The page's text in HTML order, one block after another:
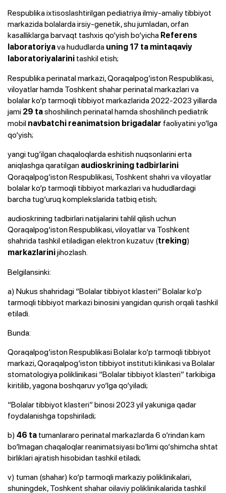
Respublika ixtisoslashtirilgan pediatriya ilmiy-amaliy tibbiyot
markazida bolalarda irsiy-genetik, shu jumladan, orfan
kasalliklarga barvaqt tashxis qo‘yish bo‘yicha Referens
laboratoriyava hududlarda uning 17 ta mintaqaviy
laboratoriyalarini tashkil etish;
Respublika perinatal markazi, Qoraqalpog‘iston Respublikasi,
viloyatlar hamda Toshkent shahar perinatal markazlari va
bolalar ko‘p tarmoqli tibbiyot markazlarida 2022-2023 yillarda
jami 29 tashoshilinch perinatal hamda shoshilinch pediatrik
mobil navbatchi reanimatsion brigadalar faoliyatini yo‘lga
qo‘yish;
yangi tug‘ilgan chaqaloqlarda eshitish nuqsonlarini erta
aniqlashga qaratilgan audioskrining tadbirlarini
Qoraqalpog‘iston Respublikasi, Toshkent shahri va viloyatlar
bolalar ko‘p tarmoqli tibbiyot markazlari va hududlardagi
barcha tug‘uruq komplekslarida tatbiq etish;
audioskrining tadbirlari natijalarini tahlil qilish uchun
Qoraqalpog‘iston Respublikasi, viloyatlar va Toshkent
shahrida tashkil etiladigan elektron kuzatuv (treking)
markazlarinijihozlash.
Belgilansinki:
a) Nukus shahridagi “Bolalar tibbiyot klasteri” Bolalar ko‘p
tarmoqli tibbiyot markazi binosini yangidan qurish orqali tashkil
etiladi.
Bunda:
Qoraqalpog‘iston Respublikasi Bolalar ko‘p tarmoqli tibbiyot
markazi, Qoraqalpog‘iston tibbiyot instituti klinikasi va Bolalar
stomatologiya poliklinikasi “Bolalar tibbiyot klasteri” tarkibiga
kiritilib, yagona boshqaruv yo‘lga qo‘yiladi;
“Bolalar tibbiyot klasteri” binosi 2023 yil yakuniga qadar
foydalanishga topshiriladi;
b) 46 ta tumanlararo perinatal markazlarda 6 o‘rindan kam
bo‘lmagan chaqaloqlar reanimatsiyasi bo‘limi qo‘shimcha shtat
birliklari ajratish hisobidan tashkil etiladi;
v) tuman (shahar) ko‘p tarmoqli markaziy poliklinikalari,
shuningdek, Toshkent shahar oilaviy poliklinikalarida tashkil